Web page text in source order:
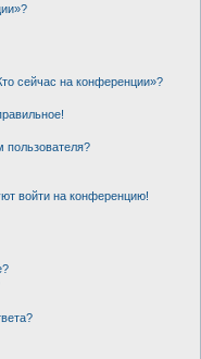
сейчас на конференции»?
войти на конференцию!